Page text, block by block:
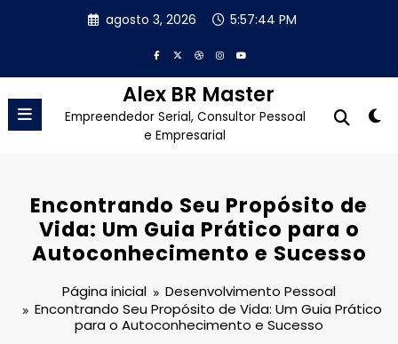
agosto 3, 2026 5:57:45 PM
Alex BR Master
Empreendedor Serial, Consultor Pessoal
e Empresarial
Encontrando Seu Propósito de
Vida: Um Guia Prático para o
Autoconhecimento e Sucesso
Página inicial
Desenvolvimento Pessoal
Encontrando Seu Propósito de Vida: Um Guia Prático
para o Autoconhecimento e Sucesso